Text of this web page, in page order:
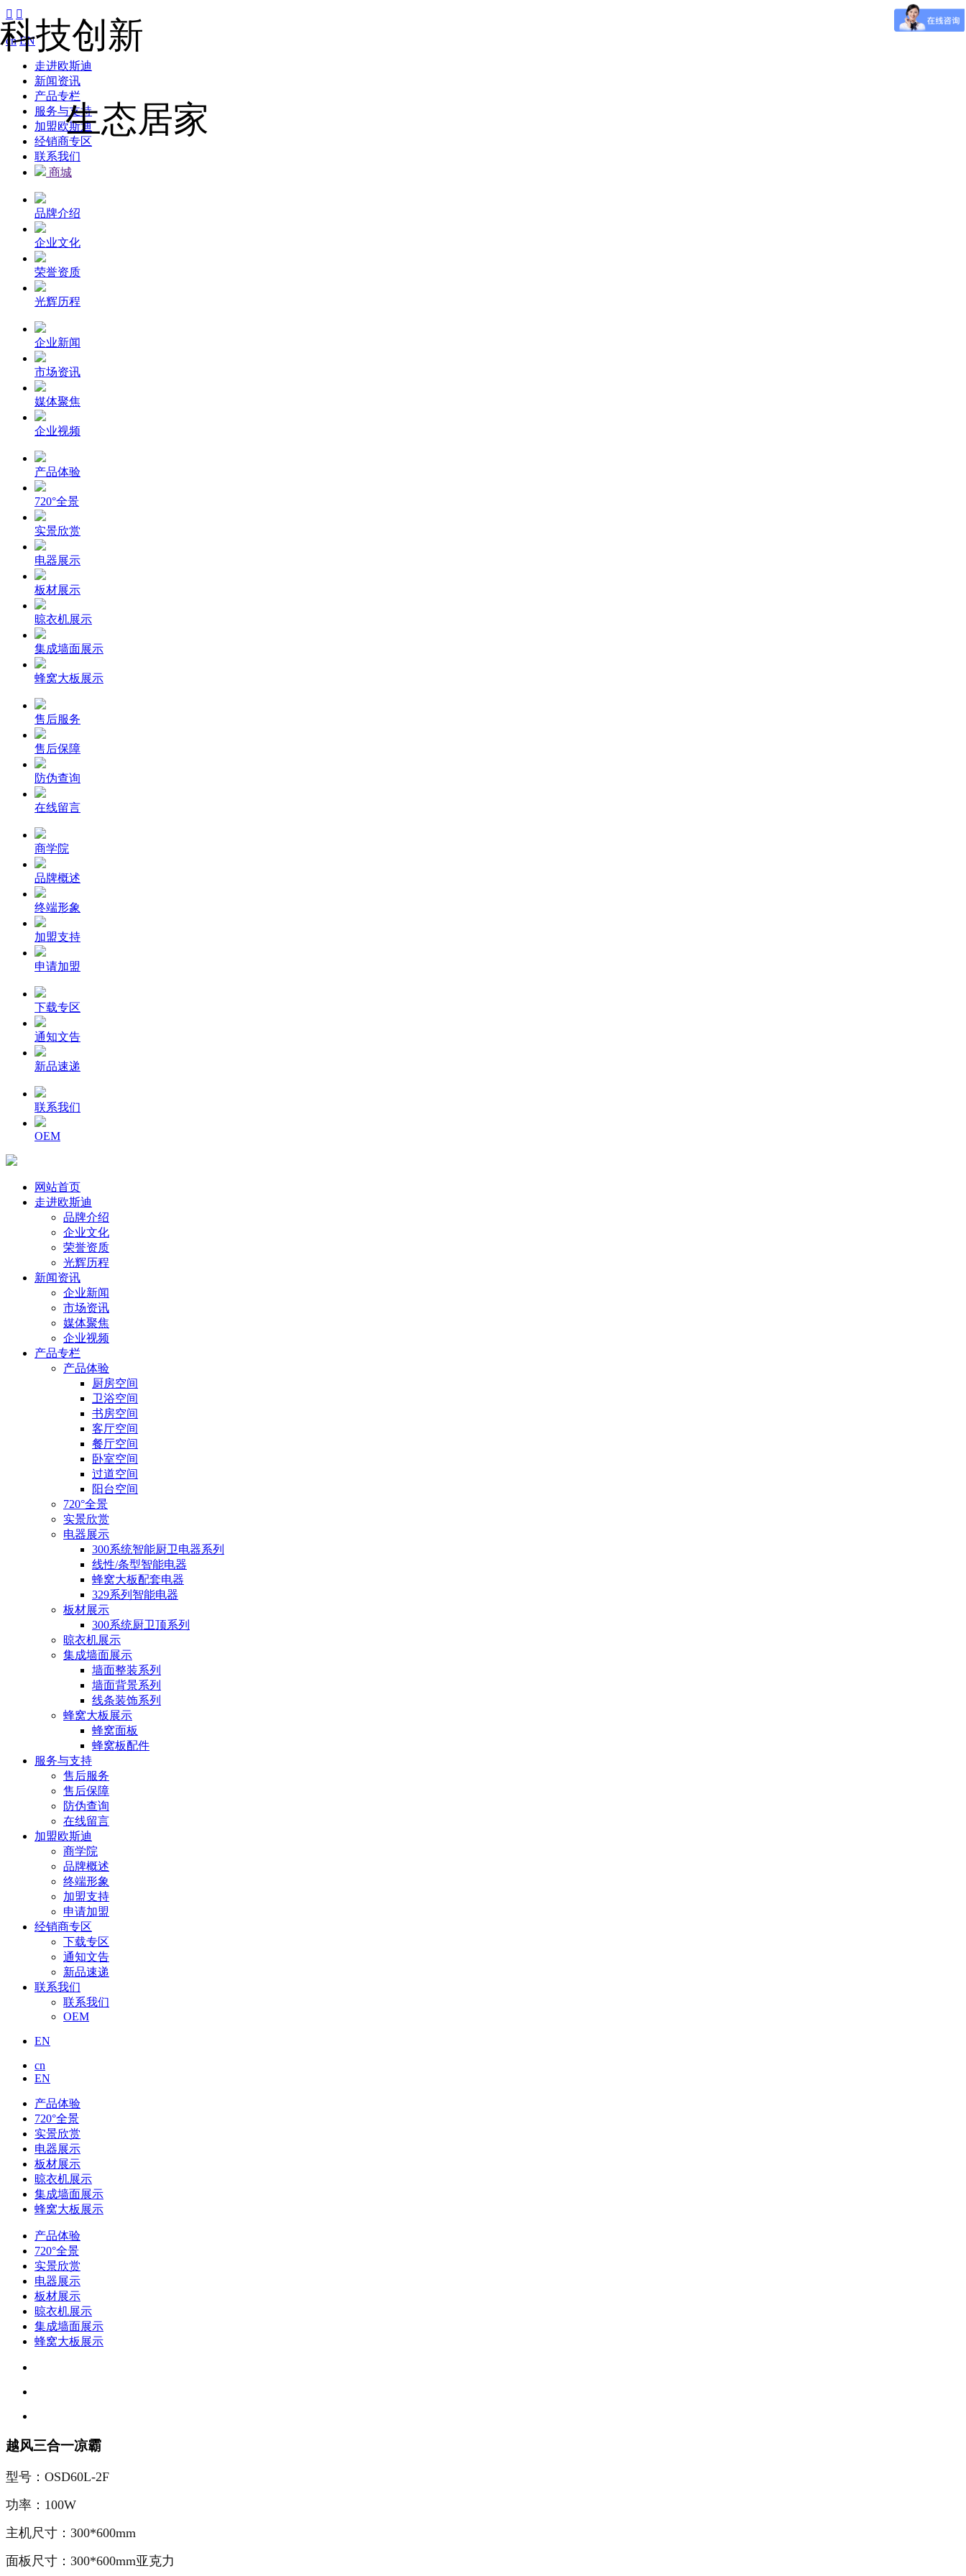
 
cn EN
走进欧斯迪
新闻资讯
产品专栏
服务与支持
加盟欧斯迪
经销商专区
联系我们
商城
品牌介绍
企业文化
荣誉资质
光辉历程
企业新闻
市场资讯
媒体聚焦
企业视频
产品体验
720°全景
实景欣赏
电器展示
板材展示
晾衣机展示
集成墙面展示
蜂窝大板展示
售后服务
售后保障
防伪查询
在线留言
商学院
品牌概述
终端形象
加盟支持
申请加盟
下载专区
通知文告
新品速递
联系我们
OEM
科技创新
生态居家
网站首页
走进欧斯迪
品牌介绍
企业文化
荣誉资质
光辉历程
新闻资讯
企业新闻
市场资讯
媒体聚焦
企业视频
产品专栏
产品体验
厨房空间
卫浴空间
书房空间
客厅空间
餐厅空间
卧室空间
过道空间
阳台空间
720°全景
实景欣赏
电器展示
300系统智能厨卫电器系列
线性/条型智能电器
蜂窝大板配套电器
329系列智能电器
板材展示
300系统厨卫顶系列
晾衣机展示
集成墙面展示
墙面整装系列
墙面背景系列
线条装饰系列
蜂窝大板展示
蜂窝面板
蜂窝板配件
服务与支持
售后服务
售后保障
防伪查询
在线留言
加盟欧斯迪
商学院
品牌概述
终端形象
加盟支持
申请加盟
经销商专区
下载专区
通知文告
新品速递
联系我们
联系我们
OEM
EN
cn
EN
产品体验
720°全景
实景欣赏
电器展示
板材展示
晾衣机展示
集成墙面展示
蜂窝大板展示
产品体验
720°全景
实景欣赏
电器展示
板材展示
晾衣机展示
集成墙面展示
蜂窝大板展示
越风三合一凉霸
型号：OSD60L-2F
功率：100W
主机尺寸：300*600mm
面板尺寸：300*600mm亚克力